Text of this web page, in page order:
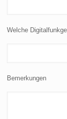
Welche
Bemerkungen